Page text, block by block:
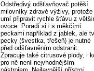
Odstředivý odšťavňovač potěší
milovníky zdravé výživy, protože
umí připravit rychle šťávu z
ovoce. Poradí si i s měkčími
peckami například z jablek, ale
pecky (švestka, třešeň) je nutné
před odšťavněním odstranit.
Zpracuje také citrusové plody, i
pro ně není nejvhodnějším